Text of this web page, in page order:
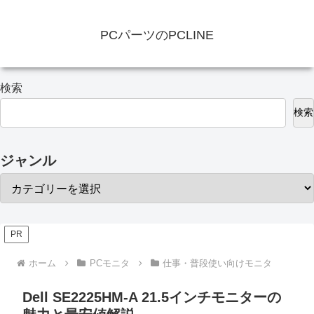
PCパーツのPCLINE
検索
検索
ジャンル
PR
ホーム PCモニタ 仕事・普段使い向けモニタ
Dell SE2225HM-A 21.5インチモニターの